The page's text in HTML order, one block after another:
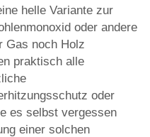
helle Variante zur
oder andere
Gas noch Holz
praktisch alle
oder
es selbst vergessen
einer solchen